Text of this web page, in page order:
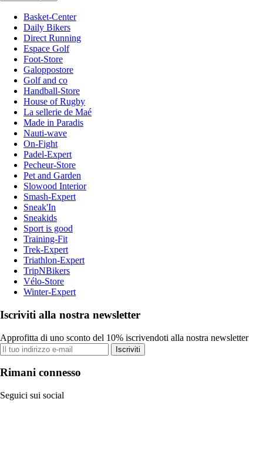
Basket-Center
Daily Bikers
Direct Running
Espace Golf
Foot-Store
Galoppostore
Golf and co
Handball-Store
House of Rugby
La sellerie de Maé
Made in Paradis
Nauti-wave
On-Fight
Padel-Expert
Pecheur-Store
Pet and Garden
Slowood Interior
Smash-Expert
Sneak'In
Sneakids
Sport is good
Training-Fit
Trek-Expert
Triathlon-Expert
TripNBikers
Vélo-Store
Winter-Expert
Iscriviti alla nostra newsletter
Approfitta di uno sconto del 10% iscrivendoti alla nostra newsletter
Iscriviti
Rimani connesso
Seguici sui social